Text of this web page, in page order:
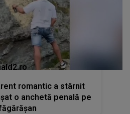
romantic a stârnit
o anchetă penală pe